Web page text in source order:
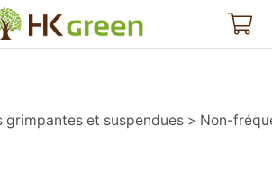
Vert
grimpantes et suspendues Non-